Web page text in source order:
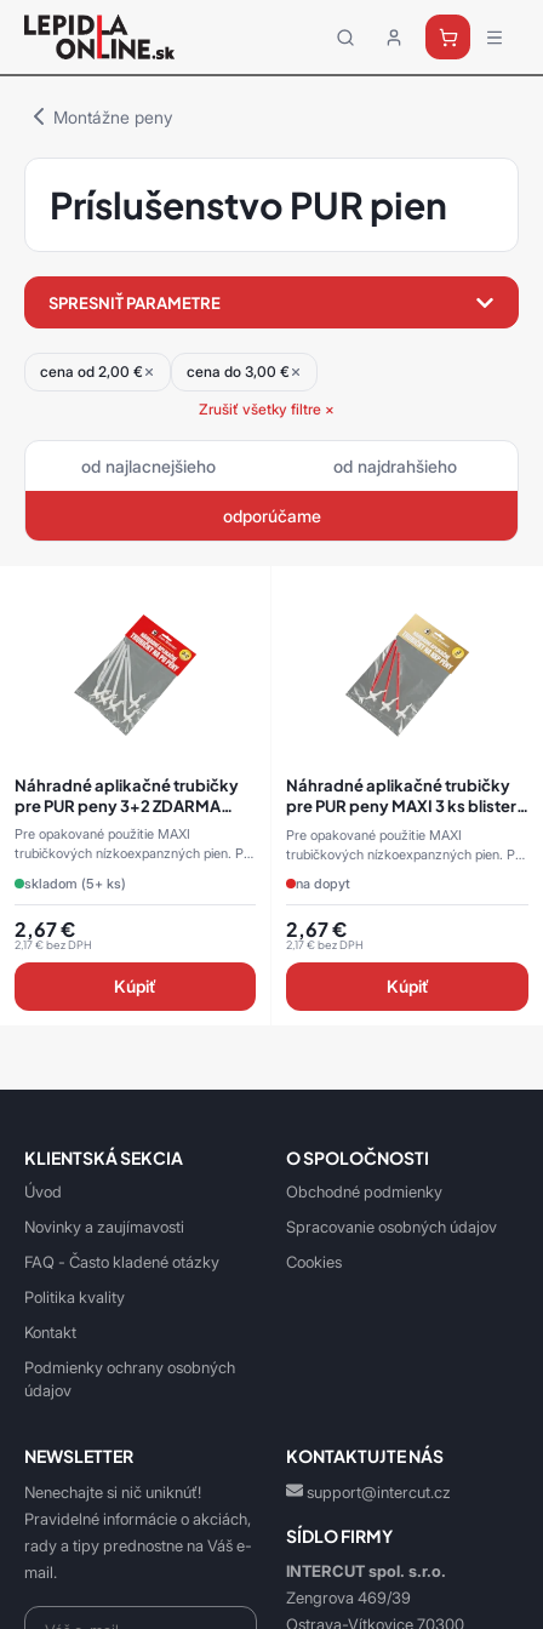
Priemyselné
lepidlá
Loctite
Montážne peny
Príslušenstvo PUR pien
filter
SPRESNIŤ PARAMETRE
cena od 2,00 € cena do 3,00 €
Zrušiť všetky filtre ×
odporúčame
od najlacnejšieho od najdrahšieho
Náhradné aplikačné trubičky
pre PUR peny 3+2 ZDARMA
blister transparentná
Pre opakované použitie MAXI
trubičkových nízkoexpanzných pien. P
skladom (5+ ks)
2,67€
2,17€bez DPH
Kúpiť
Náhradné aplikačné trubičky
pre PUR peny MAXI 3 ks blister
červená
Pre opakované použitie MAXI
trubičkových nízkoexpanzných pien. P
na dopyt
2,67€
2,17€bez DPH
Kúpiť
KLIENTSKÁ SEKCIA
Úvod
Novinky a zaujímavosti
FAQ - Často kladené otázky
Politika kvality
Kontakt
Podmienky ochrany osobných
údajov
O SPOLOČNOSTI
Obchodné podmienky
Spracovanie osobných údajov
Cookies
NEWSLETTER
Nenechajte si nič uniknúť!
Pravidelné informácie o akciách,
rady a tipy prednostne na Váš e-
mail.
KONTAKTUJTE NÁS
support@intercut.cz
SÍDLO FIRMY
INTERCUT spol. s.r.o.
Zengrova 469/39
Ostrava-Vítkovice 70300